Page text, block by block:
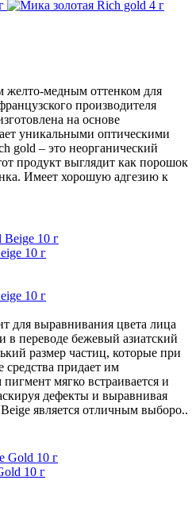
медным оттенком для
производителя
на основе
уникальными оптическими
gold – это неорганический
продукт выглядит как порошок
Имеет хорошую адгезию к
10 г
10 г
для выравнивания цвета лица
в переводе бежевый азиатский
размер частиц, которые при
средства придает им
мягко встраивается и
дефекты и выравнивая
является отличным выборо..
10 г